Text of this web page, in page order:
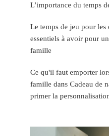
L’importance du temps
Le temps de jeu pour les
essentiels à avoir pour
famille
Ce qu'il faut emporter
famille dans Cadeau de
primer la